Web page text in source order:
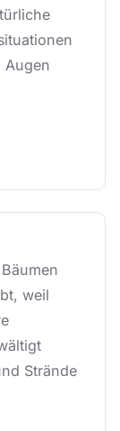
Augen
weil
Strände